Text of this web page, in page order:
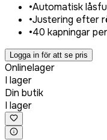
•Automatisk
•Justering efter
•40 kapningar
Logga in för att se pris
Onlinelager
I lager
Din butik
I lager